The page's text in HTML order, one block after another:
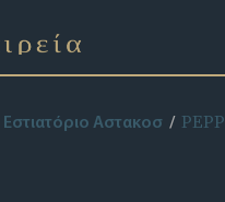
Εστιατόριο Αστακοσ